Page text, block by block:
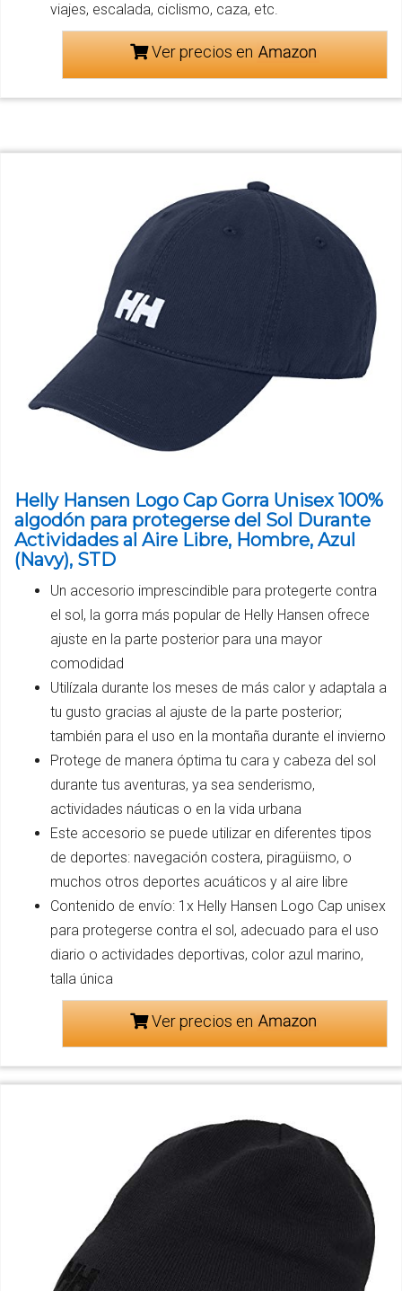
viajes, escalada, ciclismo, caza, etc.
Ver precios en
Helly Hansen Logo Cap Gorra Unisex 100%
algodón para protegerse del Sol Durante
Actividades al Aire Libre, Hombre, Azul
(Navy), STD
Un accesorio imprescindible para protegerte contra
el sol, la gorra más popular de Helly Hansen ofrece
ajuste en la parte posterior para una mayor
comodidad
Utilízala durante los meses de más calor y adaptala a
tu gusto gracias al ajuste de la parte posterior;
también para el uso en la montaña durante el invierno
Protege de manera óptima tu cara y cabeza del sol
durante tus aventuras, ya sea senderismo,
actividades náuticas o en la vida urbana
Este accesorio se puede utilizar en diferentes tipos
de deportes: navegación costera, piragüismo, o
muchos otros deportes acuáticos y al aire libre
Contenido de envío: 1x Helly Hansen Logo Cap unisex
para protegerse contra el sol, adecuado para el uso
diario o actividades deportivas, color azul marino,
talla única
Ver precios en